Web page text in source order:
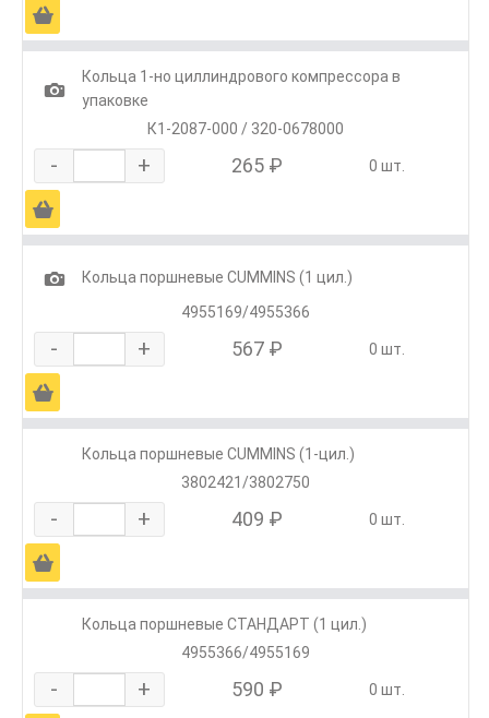
Ä
1
Кольца 1-но циллиндрового компрессора в
упаковке
К1-2087-000 / 320-0678000
- + 265 ₽ 0 шт.
Ä
1
Кольца поршневые CUMMINS (1 цил.)
4955169/4955366
- + 567 ₽ 0 шт.
Ä
Кольца поршневые CUMMINS (1-цил.)
3802421/3802750
- + 409 ₽ 0 шт.
Ä
Кольца поршневые СТАНДАРТ (1 цил.)
4955366/4955169
- + 590 ₽ 0 шт.